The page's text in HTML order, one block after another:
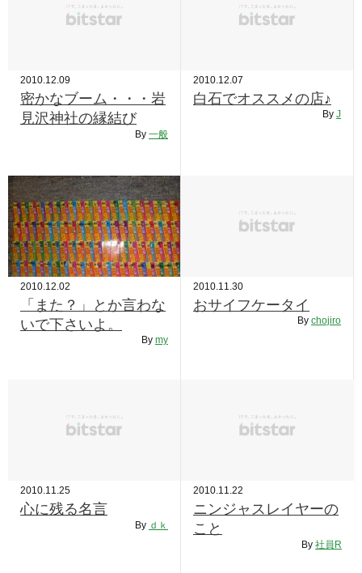
2010.12.09
密かなブーム・・・岩
見沢神社の縁結び
By 一般
2010.12.07
白石でオススメの店♪
By J
2010.12.02
「また？」とか言わな
いで下さいよ。
By my
2010.11.30
おサイフケータイ
By chojiro
2010.11.25
心に残る名言
By ｄｋ
2010.11.22
ニンジャスレイヤーの
こと
By 社員R